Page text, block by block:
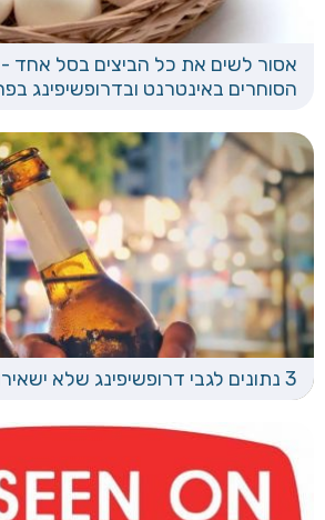
אסור לשים את כל הביצים בסל אחד
הסוחרים באינטרנט ובדרופשיפינג
3 נתונים לגבי דרופשיפינג שלא ישאירו אתכם אדישים